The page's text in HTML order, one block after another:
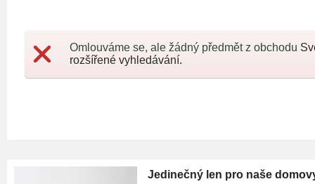
Omlouváme se, ale žádný předmět z obchodu
rozšířené vyhledávání.
Jedinečný len pro naše